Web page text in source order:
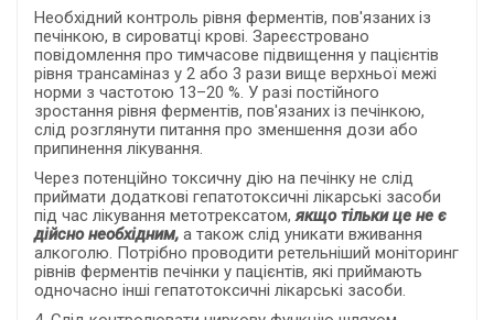
Необхідний контроль рівня ферментів, пов'язаних із
печінкою, в сироватці крові. Зареєстровано
повідомлення про тимчасове підвищення у пацієнтів
рівня трансаміназ у 2 або 3 рази вище верхньої межі
норми з частотою 13–20 %. У разі постійного
зростання рівня ферментів, пов'язаних із печінкою,
слід розглянути питання про зменшення дози або
припинення лікування.
Через потенційно токсичну дію на печінку не слід
приймати додаткові гепатотоксичні лікарські засоби
під час лікування метотрексатом,якщо тільки це не є
дійсно необхідним, а також слід уникати вживання
алкоголю. Потрібно проводити ретельніший моніторинг
рівнів ферментів печінки у пацієнтів, які приймають
одночасно інші гепатотоксичні лікарські засоби.